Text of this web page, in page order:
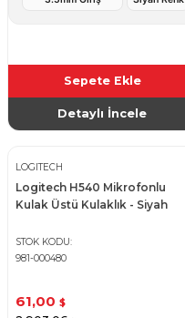
Sepete Ekle
Detaylı İncele
LOGITECH
Logitech H540 Mikrofonlu
Kulak Üstü Kulaklık - Siyah
STOK KODU
981-000480
61,00 $